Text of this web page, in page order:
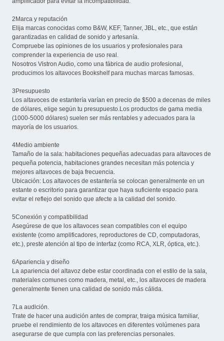
2Marca y reputación
Elija marcas conocidas como B&W, KEF, Tanner, JBL, etc., que están
garantizadas en calidad de sonido y artesanía.
Compruebe las opiniones de los usuarios y profesionales para
comprender la experiencia de uso real.
Nosotros Vistron Audio, como una fábrica de audio profesional,
producimos los altavoces Bookshelf para muchas marcas famosas.
3Presupuesto
Los altavoces de estantería varían en precio de $500 a decenas de miles
de dólares, elige según tu presupuesto.Los productos de gama media
(1000-5000 dólares) suelen ser más rentables y adecuados para la
mayoría de los usuarios.
4Medio ambiente
Tamaño de la sala: habitaciones pequeñas adecuadas para altavoces de
pequeña potencia, habitaciones grandes necesitan más potencia y
mejores altavoces de baja frecuencia.
Ubicación: Los altavoces de estantería se colocan generalmente en un
estante o escritorio para garantizar que haya suficiente espacio para
evitar el reflejo del sonido que afecte a la calidad del sonido.
5Conexión y compatibilidad
Asegúrese de que los altavoces sean compatibles con el equipo
existente (como amplificadores, reproductores de CD, computadoras,
etc.), preste atención al tipo de interfaz (como RCA, XLR, óptica, etc.).
6Apariencia y diseño
La apariencia del altavoz debe estar coordinada con el estilo de la sala,
materiales comunes como madera, metal, etc., los altavoces de madera
generalmente tienen una calidad de sonido más cálida.
7La audición.
Trate de hacer una audición antes de comprar, traiga música familiar,
pruebe el rendimiento de los altavoces en diferentes volúmenes para
asegurarse de que cumpla con las preferencias personales.